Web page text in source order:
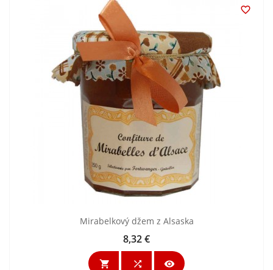

Mirabelkový džem z Alsaska
Cena
8,32 €
  